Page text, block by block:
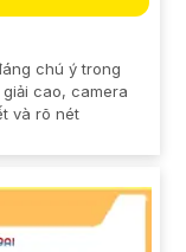
chú ý trong
cao, camera
và rõ nét